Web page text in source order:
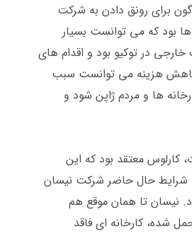
برای رونق دادن به شرکت
بود که می توانست بسیار
خارجی در توکیو بود و اقدام های
هزینه می توانست سبب
ها و مردم ژاپن شود و
کارلوس معتقد بود که این
شرایط حال حاضر شرکت نیسان
. نیسان تا همان موقع هم
شده، کارخانه ای فاقد